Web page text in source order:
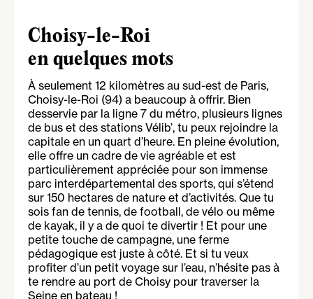
Choisy-le-Roi
en quelques mots
À seulement 12 kilomètres au sud-est de Paris,
Choisy-le-Roi (94) a beaucoup à offrir. Bien
desservie par la ligne 7 du métro, plusieurs lignes
de bus et des stations Vélib’, tu peux rejoindre la
capitale en un quart d’heure. En pleine évolution,
elle offre un cadre de vie agréable et est
particulièrement appréciée pour son immense
parc interdépartemental des sports, qui s’étend
sur 150 hectares de nature et d’activités. Que tu
sois fan de tennis, de football, de vélo ou même
de kayak, il y a de quoi te divertir ! Et pour une
petite touche de campagne, une ferme
pédagogique est juste à côté. Et si tu veux
profiter d’un petit voyage sur l’eau, n’hésite pas à
te rendre au port de Choisy pour traverser la
Seine en bateau !